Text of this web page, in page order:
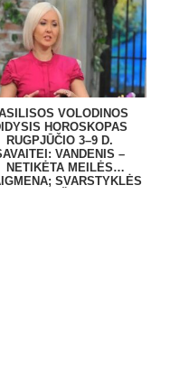
VOLODINOS
HOROSKOPAS
RUGPJŪČIO 3–9 D.
VANDENIS –
NETIKĖTA MEILĖS
SVARSTYKLĖS